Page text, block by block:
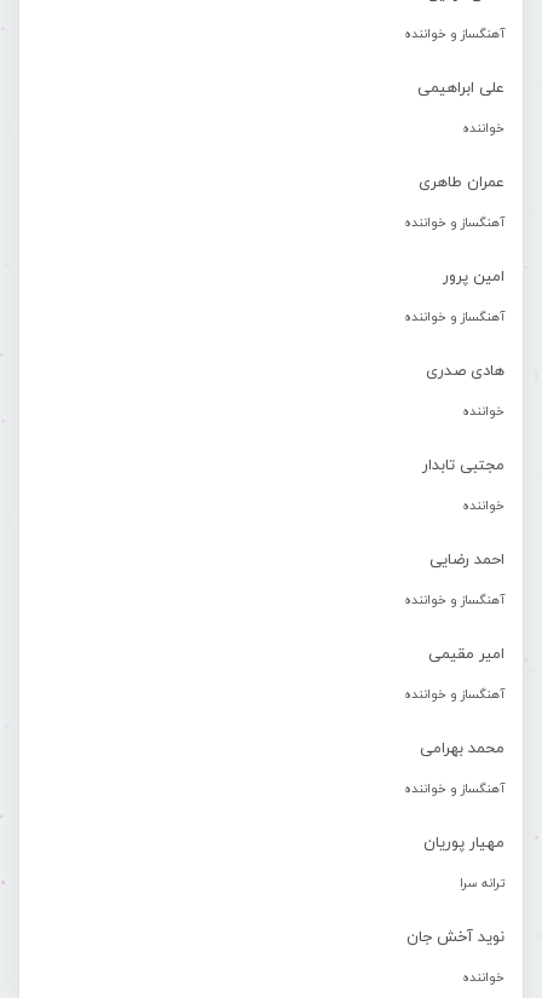
آهنگساز و خواننده
علی ابراهیمی
خواننده
عمران طاهری
آهنگساز و خواننده
امین پرور
آهنگساز و خواننده
هادی صدری
خواننده
مجتبی تابدار
خواننده
احمد رضایی
آهنگساز و خواننده
امیر مقیمی
آهنگساز و خواننده
محمد بهرامی
آهنگساز و خواننده
مهیار پوریان
ترانه سرا
نوید آخش جان
خواننده